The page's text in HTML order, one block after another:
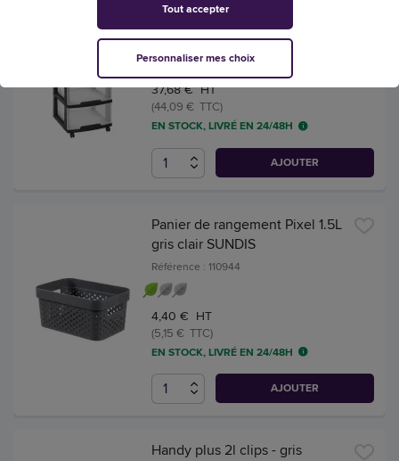
Tour de rangement - 3 X 20 L -
Avec roues - CURVER
Référence : 110850
37,68 € HT
(44,09 € TTC)
EN STOCK, LIVRÉ EN 24/48H
AJOUTER
Panier de rangement Pixel 1.5L
gris clair SUNDIS
Référence : 110944
4,40 € HT
(5,15 € TTC)
EN STOCK, LIVRÉ EN 24/48H
AJOUTER
Handy plus 2l clips - gris
Personnaliser mes choix
Tout accepter